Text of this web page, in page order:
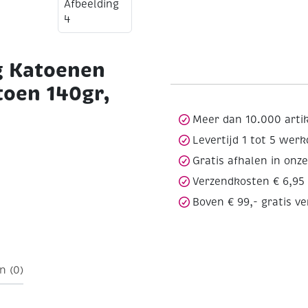
140gr,
Meer dan 10.000
Levertijd 1 tot 5
Gratis afhalen in
Verzendkosten € 6,95
Boven € 99,- gratis
(0)